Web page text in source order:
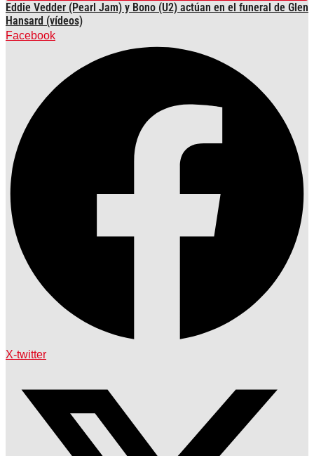
Eddie Vedder (Pearl Jam) y Bono (U2) actúan en el funeral de Glen
Hansard (vídeos)
Facebook
X-twitter